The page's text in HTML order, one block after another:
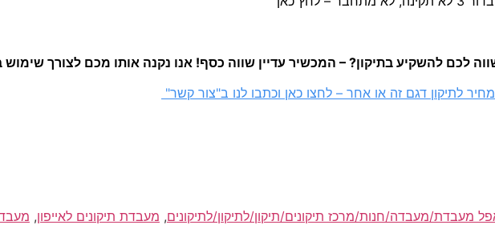
לכם להשקיע בתיקון? – המכשיר עדיין שווה כסף! אנו נקנה אותו מכם לצורך שימוש
לתיקון דגם זה או אחר – לחצו כאן וכתבו לנו ב"צור קשר"
, מעבדת תיקונים לאייפון,